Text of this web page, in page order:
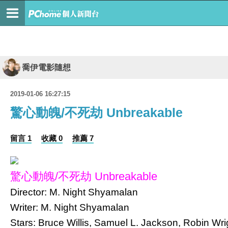
喬伊電影隨想
2019-01-06 16:27:15
驚心動魄/不死劫 Unbreakable
留言 1 收藏 0 推薦 7
驚心動魄/不死劫 Unbreakable
Director: M. Night Shyamalan
Writer: M. Night Shyamalan
Stars: Bruce Willis, Samuel L. Jackson, Robin